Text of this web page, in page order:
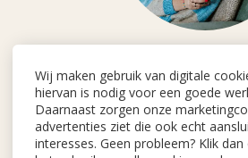
Hoi, ik benDominique
Ik maakte de GedachtenCoach
is om vast te zitten in je eigen
Wij maken gebruik van digitale
hiervan is nodig voor een goede
Daarnaast zorgen onze
advertenties ziet die ook echt
interesses. Geen probleem? Klik